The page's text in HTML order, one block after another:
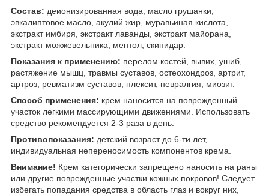
Состав: деионизированная вода, масло грушанки,
эвкалиптовое масло, акулий жир, муравьиная кислота,
экстракт имбиря, экстракт лаванды, экстракт майорана,
экстракт можжевельника, ментол, скипидар.
Показания к применению: перелом костей, вывих, ушиб,
растяжение мышц, травмы суставов, остеохондроз, артрит,
артроз, ревматизм суставов, плексит, невралгия, миозит.
Способ применения: крем наносится на поврежденный
участок легкими массирующими движениями. Использовать
средство рекомендуется 2-3 раза в день.
Противопоказания: детский возраст до 6-ти лет,
индивидуальная непереносимость компонентов крема.
Внимание! Крем категорически запрещено наносить на раны
или другие поврежденные участки кожных покровов! Следует
избегать попадания средства в область глаз и вокруг них,